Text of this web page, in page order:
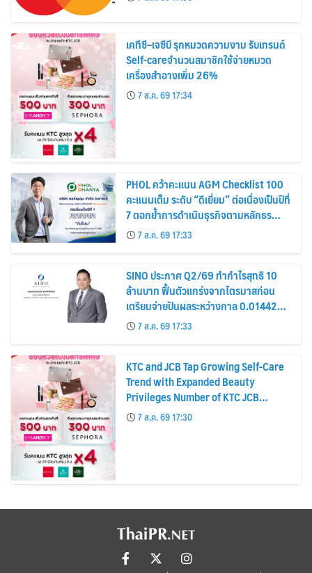
เคทีซี–เจซีบี รุกหมวดความงาม รับเทรนด์
Self-careจำนวนสมาชิกใช้จ่ายหมวด
เครื่องสำอางเพิ่ม 26%
7 ส.ค. 69 17:34
PHOL คว้าคะแนน AGM Checklist 100
คะแนนเต็ม ระดับ “ดีเยี่ยม” ต่อเนื่องเป็นปีที่
7 ตอกย้ำการดำเนินธุรกิจตามหลักธร
รมาภิบาล โปร่งใส สร้างความเชื่อมั่นผู้ถือ
หุ้น
7 ส.ค. 69 17:33
SINO ประกาศ Q2/69 ทำกำไรสุทธิ 10
ล้านบาท ฟื้นตัวแกร่งจากไตรมาสก่อน
เตรียมจ่ายปันผลระหว่างกาล 0.014423
บาทต่อหุ้น ครึ่งปีหลังมุ่งเติบโตต่อเนื่อง
7 ส.ค. 69 17:33
KTC and JCB Tap Growing Self-Care
Trend with Expanded Beauty
Privileges Number of KTC JCB
Cardmembers Spending on
Cosmetics Rises 26%
7 ส.ค. 69 17:30